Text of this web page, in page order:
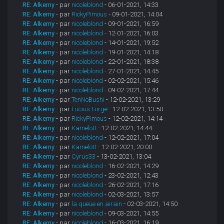
RE: Alkemy - par nicoleblond - 06-01-2021, 14:33
RE: Alkemy - par RickyPimous - 09-01-2021, 14:04
RE: Alkemy - par nicoleblond - 09-01-2021, 16:59
RE: Alkemy - par nicoleblond - 12-01-2021, 16:03
RE: Alkemy - par nicoleblond - 14-01-2021, 19:52
RE: Alkemy - par nicoleblond - 19-01-2021, 14:18
RE: Alkemy - par nicoleblond - 22-01-2021, 18:38
RE: Alkemy - par nicoleblond - 27-01-2021, 14:45
RE: Alkemy - par nicoleblond - 02-02-2021, 15:46
RE: Alkemy - par nicoleblond - 09-02-2021, 17:44
RE: Alkemy - parTenNoBushi - 12-02-2021, 13:29
RE: Alkemy - par Lucius Forge - 12-02-2021, 13:50
RE: Alkemy - par RickyPimous - 12-02-2021, 14:14
RE: Alkemy - par Kamelott - 12-02-2021, 14:44
RE: Alkemy - par nicoleblond - 12-02-2021, 17:04
RE: Alkemy - par Kamelott - 12-02-2021, 20:00
RE: Alkemy - par Cyrus33 - 13-02-2021, 13:04
RE: Alkemy - par nicoleblond - 16-02-2021, 14:29
RE: Alkemy - par nicoleblond - 23-02-2021, 12:43
RE: Alkemy - par nicoleblond - 26-02-2021, 17:16
RE: Alkemy - par nicoleblond - 02-03-2021, 13:57
RE: Alkemy - par la queue en airain - 02-03-2021, 14:50
RE: Alkemy - par nicoleblond - 09-03-2021, 14:55